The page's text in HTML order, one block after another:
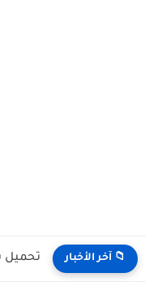
📁 آخر الأخبار